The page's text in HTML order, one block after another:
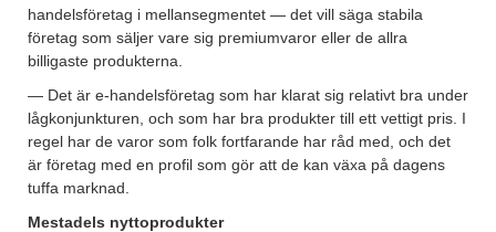
handelsföretag i mellansegmentet — det vill säga stabila
företag som säljer vare sig premiumvaror eller de allra
billigaste produkterna.
— Det är e-handelsföretag som har klarat sig relativt bra under
lågkonjunkturen, och som har bra produkter till ett vettigt pris. I
regel har de varor som folk fortfarande har råd med, och det
är företag med en profil som gör att de kan växa på dagens
tuffa marknad.
Mestadels nyttoprodukter